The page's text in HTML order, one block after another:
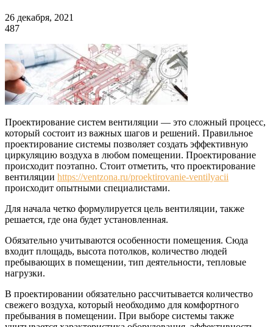
26 декабря, 2021
487
Проектирование систем вентиляции — это сложный процесс,
который состоит из важных шагов и решений. Правильное
проектирование системы позволяет создать эффективную
циркуляцию воздуха в любом помещении. Проектирование
происходит поэтапно. Стоит отметить, что проектирование
вентиляции https://ventzona.ru/proektirovanie-ventilyacii
происходит опытными специалистами.
Для начала четко формулируется цель вентиляции, также
решается, где она будет установленная.
Обязательно учитываются особенности помещения. Сюда
входит площадь, высота потолков, количество людей
пребывающих в помещении, тип деятельности, тепловые
нагрузки.
В проектировании обязательно рассчитывается количество
свежего воздуха, который необходимо для комфортного
пребывания в помещении. При выборе системы также